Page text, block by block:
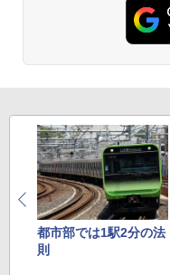
都市部では1駅2分の法
則